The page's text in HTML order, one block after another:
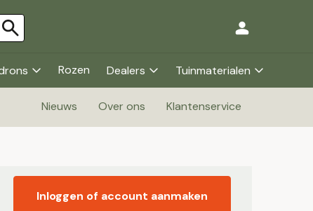
Rozen Dealers Tuinmaterialen
Nieuws Over ons Klantenservice
Inloggen of account aanmaken